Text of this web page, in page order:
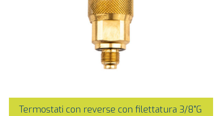
Termostati con reverse con filettatura 3/8"G